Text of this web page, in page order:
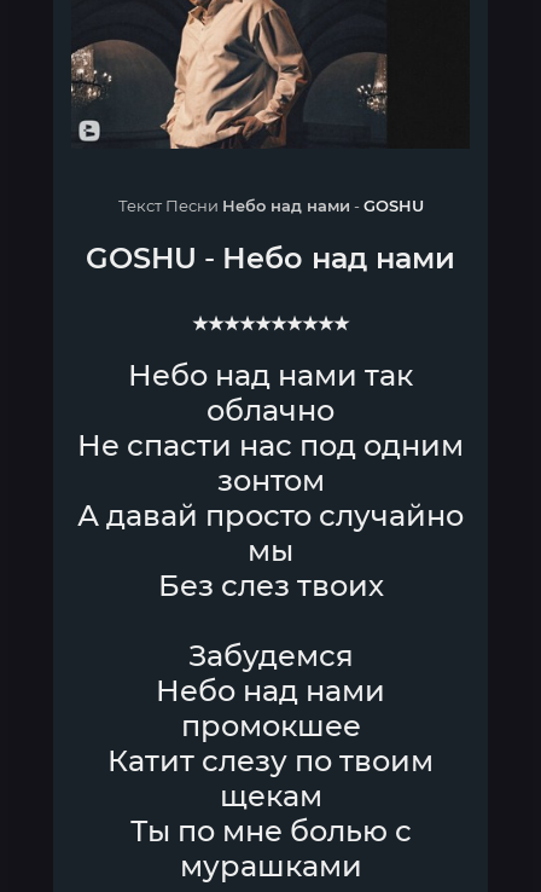
Текст Песни Небо над нами -GOSHU
GOSHU - Небо над нами
★★★★★★★★★★
Небо над нами так
облачно
Не спасти нас под одним
зонтом
А давай просто случайно
мы
Без слез твоих
Забудемся
Небо над нами
промокшее
Катит слезу по твоим
щекам
Ты по мне болью с
мурашками